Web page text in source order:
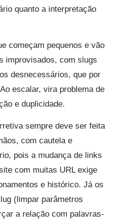
quanto a interpretação
começam pequenos e vão
improvisados, com slugs
desnecessários, que por
escalar, vira problema de
e duplicidade.
sempre deve ser feita
com cautela e
pois a mudança de links
com muitas URL exige
e histórico. Já os
(limpar parâmetros
a relação com palavras-